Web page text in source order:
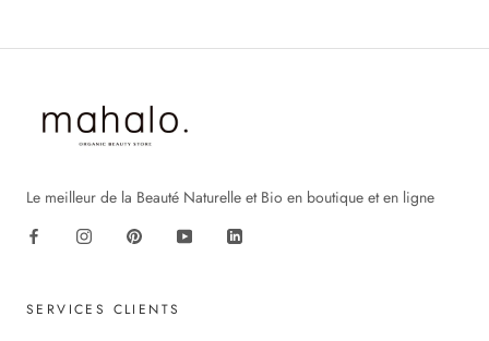
Le meilleur de la Beauté Naturelle et Bio en boutique et en ligne
SERVICES CLIENTS